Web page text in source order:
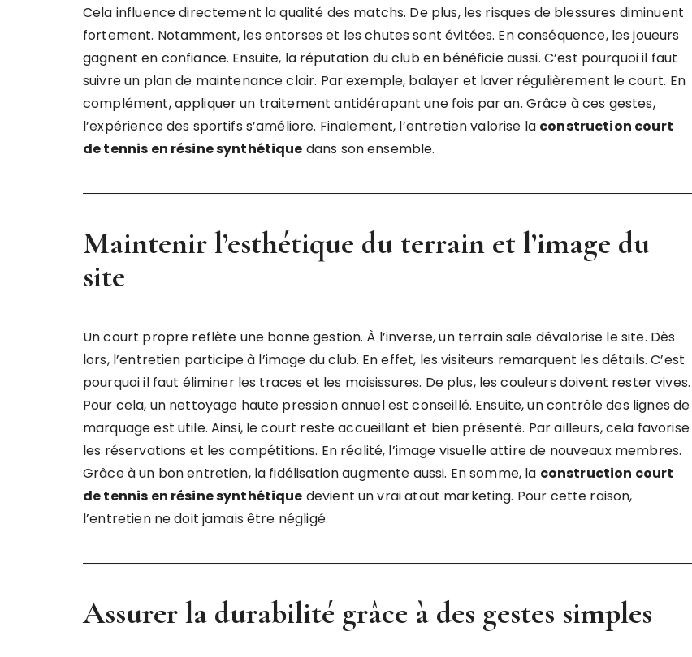
Cela influence directement la qualité des matchs. De plus, les risques de blessures diminuent
fortement. Notamment, les entorses et les chutes sont évitées. En conséquence, les joueurs
gagnent en confiance. Ensuite, la réputation du club en bénéficie aussi. C’est pourquoi il faut
suivre un plan de maintenance clair. Par exemple, balayer et laver régulièrement le court. En
complément, appliquer un traitement antidérapant une fois par an. Grâce à ces gestes,
l’expérience des sportifs s’améliore. Finalement, l’entretien valorise la construction court
de tennis en résine synthétique dans son ensemble.
Maintenir l’esthétique du terrain et l’image du
site
Un court propre reflète une bonne gestion. À l’inverse, un terrain sale dévalorise le site. Dès
lors, l’entretien participe à l’image du club. En effet, les visiteurs remarquent les détails. C’est
pourquoi il faut éliminer les traces et les moisissures. De plus, les couleurs doivent rester vives.
Pour cela, un nettoyage haute pression annuel est conseillé. Ensuite, un contrôle des lignes de
marquage est utile. Ainsi, le court reste accueillant et bien présenté. Par ailleurs, cela favorise
les réservations et les compétitions. En réalité, l’image visuelle attire de nouveaux membres.
Grâce à un bon entretien, la fidélisation augmente aussi. En somme, la construction court
de tennis en résine synthétique devient un vrai atout marketing. Pour cette raison,
l’entretien ne doit jamais être négligé.
Assurer la durabilité grâce à des gestes simples